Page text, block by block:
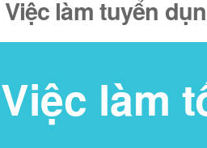
Việc làm tuyển
Việc làm